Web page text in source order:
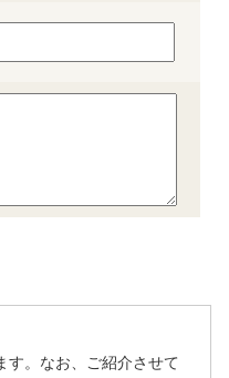
す。なお、ご紹介させて